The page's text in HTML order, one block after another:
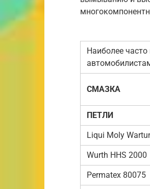
Наиболее
СМАЗКА
ПЕТЛИ
Liqui Moly
Wurth HHS 2000
Permatex 80075